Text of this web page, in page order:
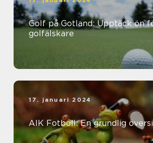
Golf på Gotland: Upptäck ön
golfälskare
17. januari 2024
AIK Fotboll: En grundlig